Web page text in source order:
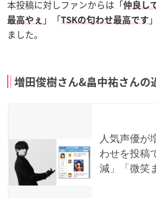
本投稿に対しファンからは「仲良し
最高やぇ 」「TSKの匂わせ最高です
ました。
増田俊樹さん&畠中祐さんの